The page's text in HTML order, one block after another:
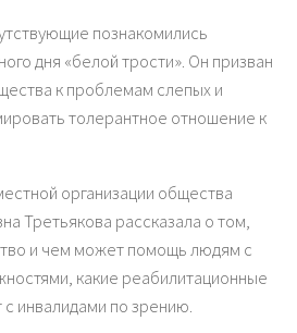
познакомились
дня «белой трости». Он призван
к проблемам слепых и
толерантное отношение к
организации общества
Третьякова рассказала о том,
и чем может помощь людям с
какие реабилитационные
инвалидами по зрению.